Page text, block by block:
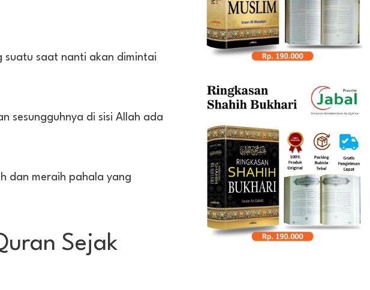
suatu saat nanti akan dimintai
sesungguhnya di sisi Allah ada
dan meraih pahala yang
Sejak